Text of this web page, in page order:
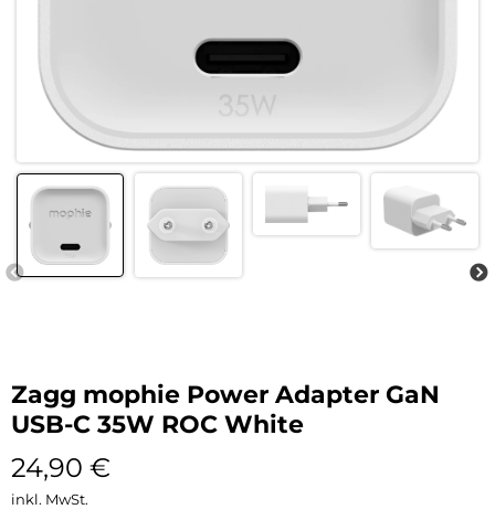
Zagg mophie Power Adapter GaN
USB-C 35W ROC White
24,90 €
inkl. MwSt.